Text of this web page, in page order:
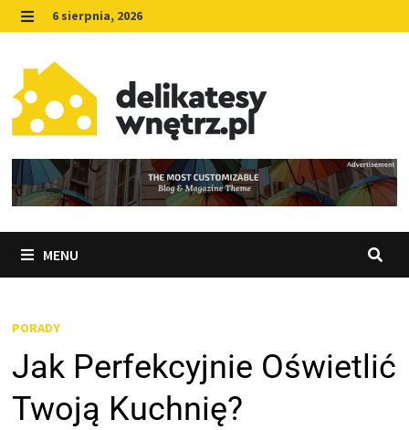
Skip
to
content
MENU
6 sierpnia, 2026
MENU
PORADY
Jak Perfekcyjnie Oświetlić
Twoją Kuchnię?